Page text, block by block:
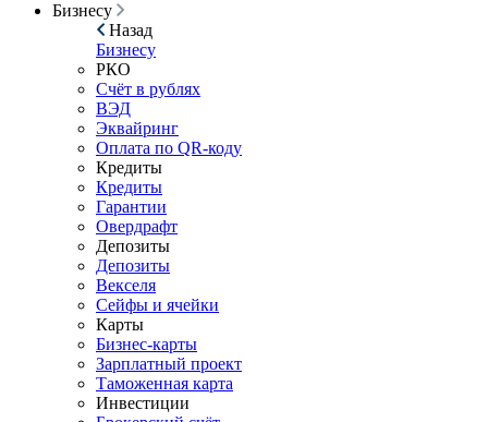
Бизнесу
Назад
Бизнесу
РКО
Счёт в рублях
ВЭД
Эквайринг
Оплата по QR-коду
Кредиты
Кредиты
Гарантии
Овердрафт
Депозиты
Депозиты
Векселя
Сейфы и ячейки
Карты
Бизнес-карты
Зарплатный проект
Таможенная карта
Инвестиции